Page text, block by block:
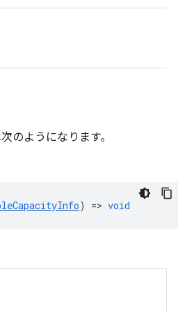
のようになります。
) => void